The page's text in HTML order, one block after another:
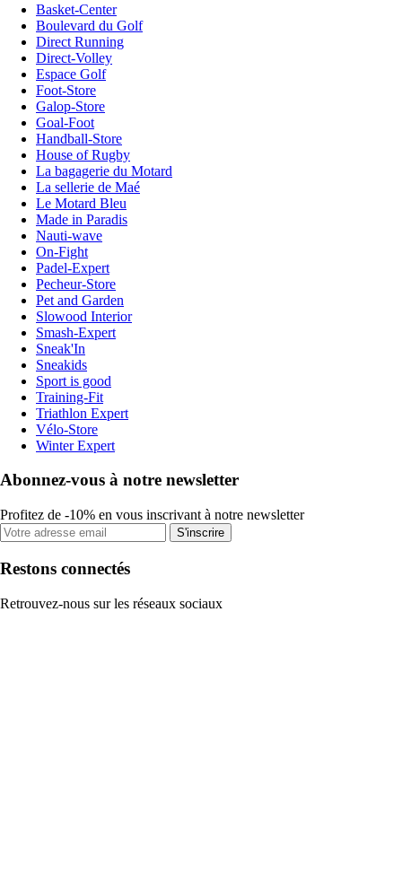
Basket-Center
Boulevard du Golf
Direct Running
Direct-Volley
Espace Golf
Foot-Store
Galop-Store
Goal-Foot
Handball-Store
House of Rugby
La bagagerie du Motard
La sellerie de Maé
Le Motard Bleu
Made in Paradis
Nauti-wave
On-Fight
Padel-Expert
Pecheur-Store
Pet and Garden
Slowood Interior
Smash-Expert
Sneak'In
Sneakids
Sport is good
Training-Fit
Triathlon Expert
Vélo-Store
Winter Expert
Abonnez-vous à notre newsletter
Profitez de -10% en vous inscrivant à notre newsletter
S'inscrire
Restons connectés
Retrouvez-nous sur les réseaux sociaux